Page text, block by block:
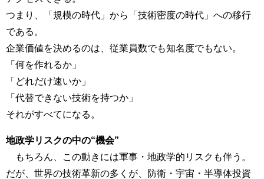
つまり、「規模の時代」から「技術密度の時代」への移行
である。
企業価値を決めるのは、従業員数でも知名度でもない。
「何を作れるか」
「どれだけ速いか」
「代替できない技術を持つか」
それがすべてになる。
地政学リスクの中の“機会”
もちろん、この動きには軍事・地政学的リスクも伴う。
だが、世界の技術革新の多くが、防衛・宇宙・半導体投資